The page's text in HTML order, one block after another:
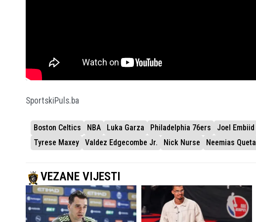
SportskiPuls.ba
Boston Celtics NBA Luka Garza Philadelphia 76ers Joel Embiid
Tyrese Maxey
Valdez Edgecombe Jr. Nick Nurse Neemias Queta
VEZANE VIJESTI